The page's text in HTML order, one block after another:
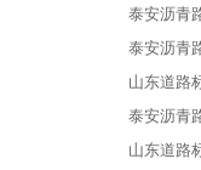
泰安沥青
泰安沥青
山东道路
泰安沥青
山东道路